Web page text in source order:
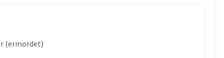
(ermordet)